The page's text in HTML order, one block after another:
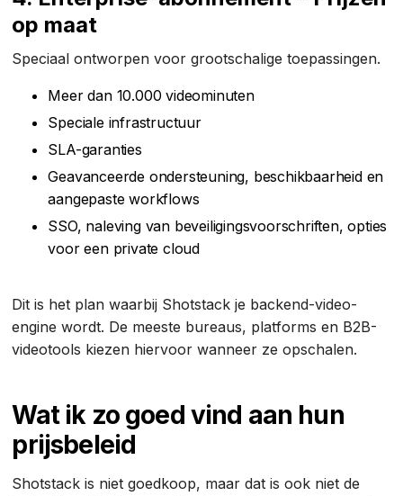
op maat
Speciaal ontworpen voor grootschalige toepassingen.
Meer dan 10.000 videominuten
Speciale infrastructuur
SLA-garanties
Geavanceerde ondersteuning, beschikbaarheid en
aangepaste workflows
SSO, naleving van beveiligingsvoorschriften, opties
voor een private cloud
Dit is het plan waarbij Shotstack je backend-video-
engine wordt. De meeste bureaus, platforms en B2B-
videotools kiezen hiervoor wanneer ze opschalen.
Wat ik zo goed vind aan hun
prijsbeleid
Shotstack is niet goedkoop, maar dat is ook niet de